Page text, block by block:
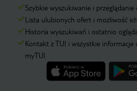
Szybkie wyszukiwanie i przeglądanie
Lista ulubionych ofert i możliwość
Historia wyszukiwań i ostatnio
Kontakt z TUI i wszystkie informacje
myTUI